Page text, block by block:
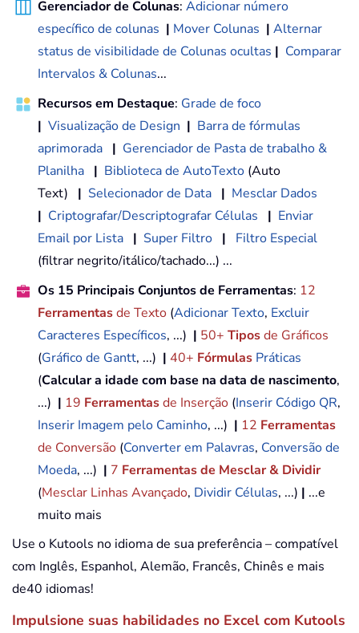
Gerenciador de Colunas: Adicionar número
específico de colunas | Mover Colunas | Alternar
status de visibilidade de Colunas ocultas | Comparar
Intervalos & Colunas...
Recursos em Destaque: Grade de foco
| Visualização de Design | Barra de fórmulas
aprimorada | Gerenciador de Pasta de trabalho &
Planilha | Biblioteca de AutoTexto (Auto
Text) | Selecionador de Data | Mesclar Dados
| Criptografar/Descriptografar Células | Enviar
Email por Lista | Super Filtro |
Filtro Especial
(filtrar negrito/itálico/tachado...) ...
Os 15 Principais Conjuntos de Ferramentas: 12
Ferramentasde Texto (Adicionar Texto, Excluir
Caracteres Específicos, ...) | 50+ Tiposde Gráficos
(Gráfico de Gantt, ...) | 40+ Fórmulas Práticas
(Calcular a idade com base na data de nascimento,
...) | 19 Ferramentasde Inserção (Inserir Código QR,
Inserir Imagem pelo Caminho, ...) | 12 Ferramentas
de Conversão (Converter em Palavras, Conversão de
Moeda, ...) | 7 Ferramentas de Mesclar & Dividir
(Mesclar Linhas Avançado, Dividir Células, ...) | ...e
muito mais
Use o Kutools no idioma de sua preferência – compatível
com Inglês, Espanhol, Alemão, Francês, Chinês e mais
de40 idiomas!
Impulsione suas habilidades no Excel com Kutools